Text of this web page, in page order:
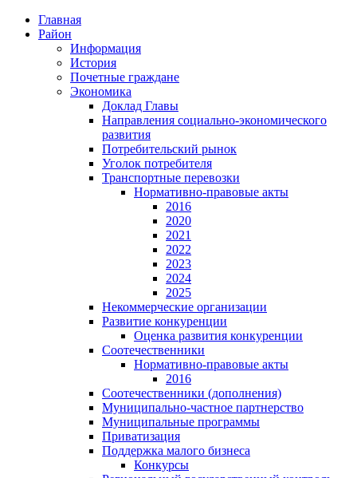
Главная
Район
Информация
История
Почетные граждане
Экономика
Доклад Главы
Направления социально-экономического
развития
Потребительский рынок
Уголок потребителя
Транспортные перевозки
Нормативно-правовые акты
2016
2020
2021
2022
2023
2024
2025
Некоммерческие организации
Развитие конкуренции
Оценка развития конкуренции
Соотечественники
Нормативно-правовые акты
2016
Соотечественники (дополнения)
Муниципально-частное партнерство
Муниципальные программы
Приватизация
Поддержка малого бизнеса
Конкурсы